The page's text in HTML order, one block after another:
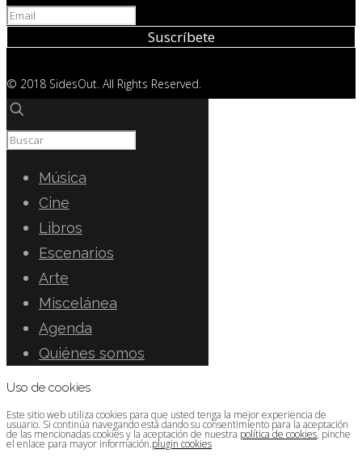
© 2018 SidesOut. All Rights Reserved.
Música
Cine
Libros
Escenarios
Arte
Miscelánea
Agenda
Quiénes somos
Uso de cookies
Este sitio web utiliza cookies para que usted tenga la mejor experiencia de
usuario. Si continúa navegando está dando su consentimiento para la aceptación
de las mencionadas cookies y la aceptación de nuestra política de cookies, pinche
el enlace para mayor información.plugin cookies